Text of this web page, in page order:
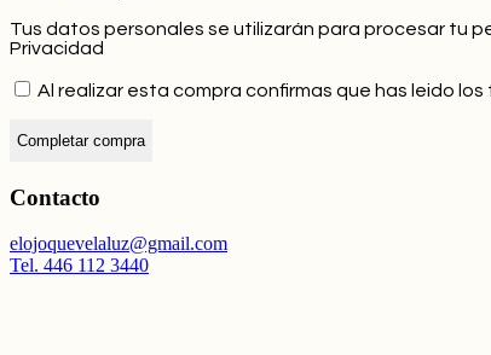
Tus datos personales se utilizarán para procesar tu
Privacidad
Al realizar esta compra confirmas que has leido
Completar compra
Contacto
elojoquevelaluz@gmail.com
Tel. 446 112 3440